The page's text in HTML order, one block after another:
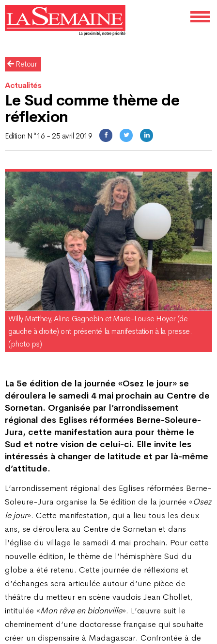
Retour
Actualités
Le Sud comme thème de
réflexion
Edition N°16 - 25 avril 2019
Willy Matthey, Aline Gagnebin et Marie-Louise Hoyer (de
gauche à droite) ont présenté la manifestation à la presse.
(photo ps)
La 5e édition de la journée «Osez le jour» se
déroulera le samedi 4 mai prochain au Centre de
Sornetan. Organisée par l’arrondissement
régional des Eglises réformées Berne-Soleure-
Jura, cette manifestation aura pour thème le
Sud et notre vision de celui-ci. Elle invite les
intéressés à changer de latitude et par là-même
d’attitude.
L’arrondissement régional des Eglises réformées Berne-
Soleure-Jura organise la 5e édition de la journée «Osez
le jour». Cette manifestation, qui a lieu tous les deux
ans, se déroulera au Centre de Sornetan et dans
l’église du village le samedi 4 mai prochain. Pour cette
nouvelle édition, le thème de l’hémisphère Sud du
globe a été retenu. Cette journée de réflexions et
d’échanges sera articulée autour d’une pièce de
théâtre du metteur en scène vaudois Jean Chollet,
intitulée «Mon rêve en bidonville». L’œuvre suit le
cheminement d’une doctoresse française qui souhaite
créer un dispensaire à Madagascar. Confrontée à de